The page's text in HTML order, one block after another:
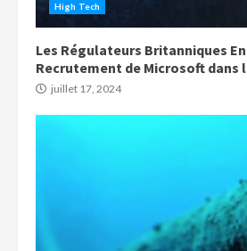
High Tech
Les Régulateurs Britanniques
Recrutement de Microsoft dans
juillet 17, 2024